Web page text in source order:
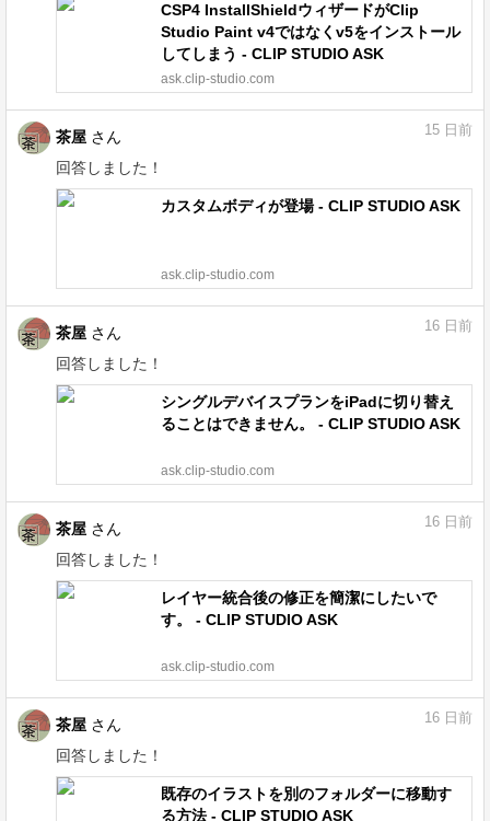
CSP4 InstallShieldウィザードがClip
Studio Paint v4ではなくv5をインストール
してしまう - CLIP STUDIO ASK
ask.clip-studio.com
茶屋 さん
回答しました！
15 日前
カスタムボディが登場 - CLIP STUDIO ASK
ask.clip-studio.com
茶屋 さん
回答しました！
16 日前
シングルデバイスプランをiPadに切り替え
ることはできません。 - CLIP STUDIO ASK
ask.clip-studio.com
茶屋 さん
回答しました！
16 日前
レイヤー統合後の修正を簡潔にしたいで
す。 - CLIP STUDIO ASK
ask.clip-studio.com
茶屋 さん
回答しました！
16 日前
既存のイラストを別のフォルダーに移動す
る方法 - CLIP STUDIO ASK